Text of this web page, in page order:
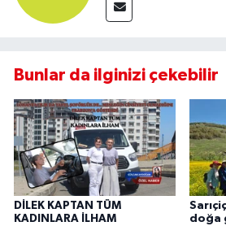
Bunlar da ilginizi çekebilir
DİLEK KAPTAN TÜM
KADINLARA İLHAM
doğa